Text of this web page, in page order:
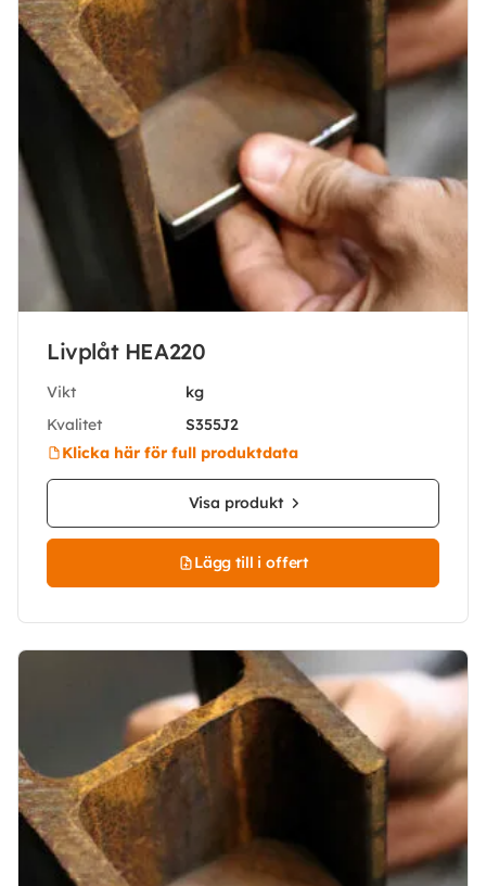
Livplåt HEA220
Vikt
kg
Kvalitet
S355J2
Klicka här för full produktdata
Visa produkt
Lägg till i offert